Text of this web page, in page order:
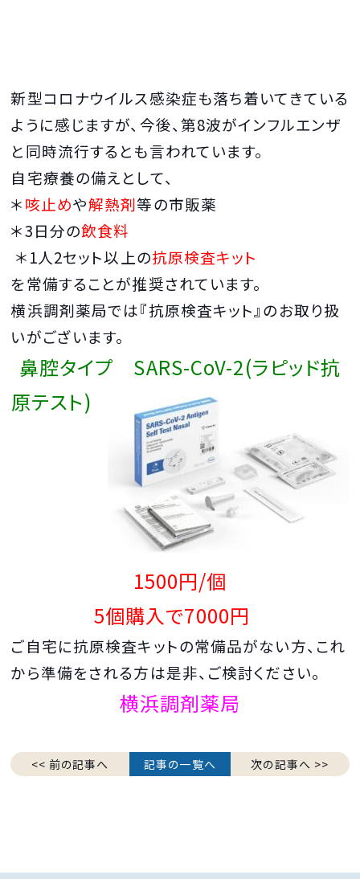
新型コロナウイルス感染症も落ち着いてきている
ように感じますが、今後、第8波がインフルエンザ
と同時流行するとも言われています。
自宅療養の備えとして、
＊咳止めや解熱剤等の市販薬
＊3日分の飲食料
＊1人2セット以上の抗原検査キット
を常備することが推奨されています。
横浜調剤薬局では『抗原検査キット』のお取り扱
いがございます。
鼻腔タイプ SARS-CoV-2(ラピッド抗
原テスト)
1500円/個
5個購入で7000円
ご自宅に抗原検査キットの常備品がない方、これ
から準備をされる方は是非、ご検討ください。
横浜調剤薬局
<< 前の記事へ 記事の一覧へ 次の記事へ >>